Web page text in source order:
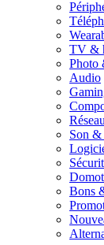
TV &
Photo
Audio
Son &
Bons